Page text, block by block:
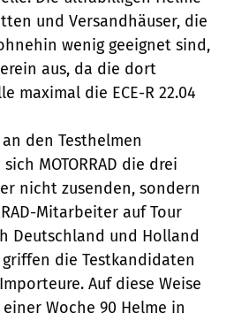
und Versandhäuser, die
wenig geeignet sind,
aus, da die dort
maximal die ECE-R 22.04
den Testhelmen
MOTORRAD die drei
nicht zusenden, sondern
Mitarbeiter auf Tour
Deutschland und Holland
griffen die Testkandidaten
Auf diese Weise
Woche 90 Helme in